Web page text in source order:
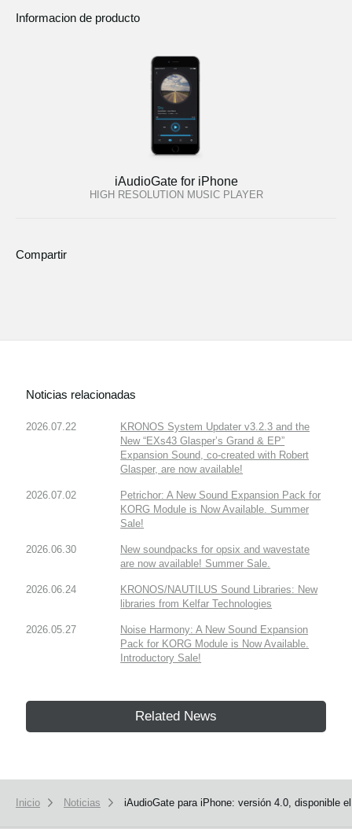
Informacion de producto
iAudioGate for iPhone
HIGH RESOLUTION MUSIC PLAYER
Compartir
Noticias relacionadas
2026.07.22
KRONOS System Updater v3.2.3 and the
New “EXs43 Glasper’s Grand & EP”
Expansion Sound, co-created with Robert
Glasper, are now available!
2026.07.02
Petrichor: A New Sound Expansion Pack for
KORG Module is Now Available. Summer
Sale!
2026.06.30
New soundpacks for opsix and wavestate
are now available! Summer Sale.
2026.06.24
KRONOS/NAUTILUS Sound Libraries: New
libraries from Kelfar Technologies
2026.05.27
Noise Harmony: A New Sound Expansion
Pack for KORG Module is Now Available.
Introductory Sale!
Related News
Inicio Noticias iAudioGate para iPhone: versión 4.0, disponible